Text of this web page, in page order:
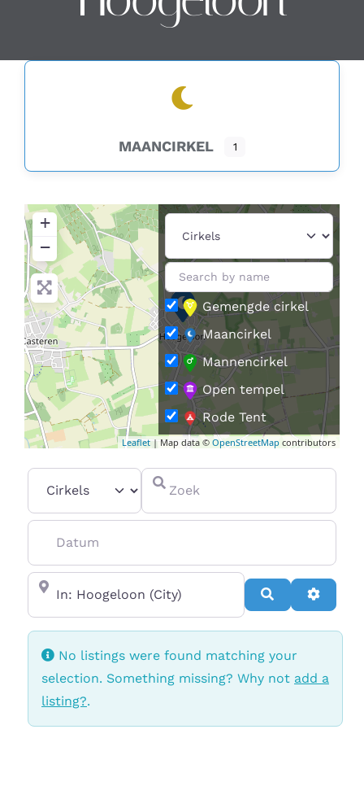
MAANCIRKEL 1
+
−
Leaflet| Map data © OpenStreetMap contributors
Gemengde cirkel
Maancirkel
Mannencirkel
Open tempel
Rode Tent
Vrouwencirkel
Zoek
In de buurt van
Search
No listings were found matching your
selection. Something missing? Why not add a
listing?.